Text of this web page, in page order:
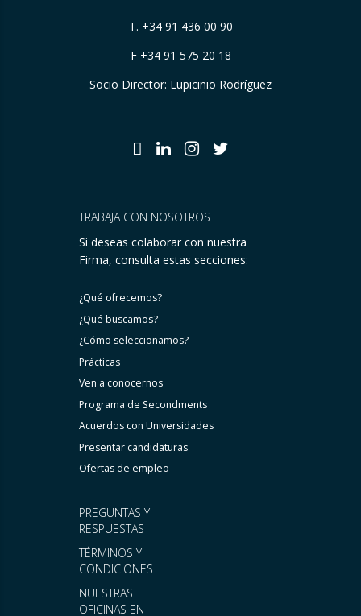
T. +34 91 436 00 90
F +34 91 575 20 18
Socio Director: Lupicinio Rodríguez
PREGUNTAS Y
RESPUESTAS
TÉRMINOS Y
CONDICIONES
NUESTRAS
OFICINAS EN
TRABAJA CON NOSOTROS
Si deseas colaborar con nuestra
Firma, consulta estas secciones:
¿Qué ofrecemos?
¿Qué buscamos?
¿Cómo seleccionamos?
Prácticas
Ven a conocernos
Programa de Secondments
Acuerdos con Universidades
Presentar candidaturas
Ofertas de empleo